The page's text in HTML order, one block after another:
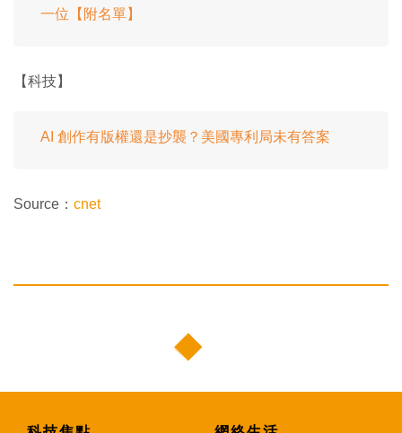
一位【附名單】
【科技】
AI 創作有版權還是抄襲？美國專利局未有答案
Source： cnet